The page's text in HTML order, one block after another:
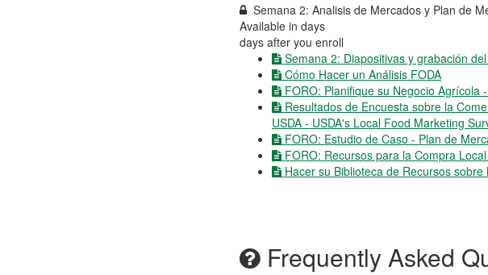
Semana 2: Analisis de Mercados y Plan de
Available in days
days after you enroll
Semana 2: Diapositivas y grabación
Cómo Hacer un Análisis FODA
FORO: Planifique su Negocio Agrícola
Resultados de Encuesta sobre la
USDA - USDA's Local Food Marketing
FORO: Estudio de Caso - Plan de
FORO: Recursos para la Compra
Hacer su Biblioteca de Recursos sobre
Frequently Asked